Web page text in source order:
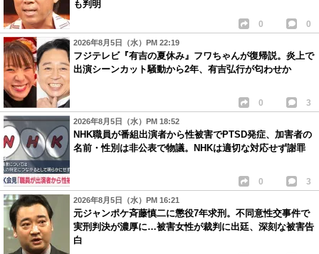
も判明
0 0
2026年8月5日（水）PM 22:19
フジテレビ『有吉の夏休み』フワちゃんが復帰説。炎上で
出演シーンカット騒動から2年、有吉弘行が匂わせか
0 3
2026年8月5日（水）PM 18:52
NHK職員が番組出演者から性被害でPTSD発症、加害者の
名前・性別は非公表で物議。NHKは適切な対応せず謝罪
0 3
2026年8月5日（水）PM 16:21
元ジャンポケ斉藤慎二に懲役7年求刑。不同意性交事件で
実刑判決が濃厚に…被害女性が裁判に出廷、深刻な被害告
白